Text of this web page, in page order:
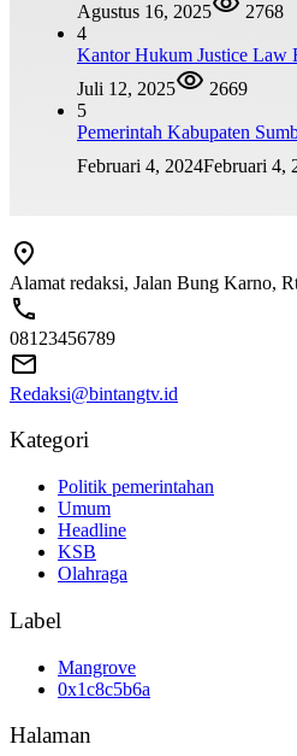
Agustus 16, 2025
2768
4
Kantor Hukum Justice Law
Juli 12, 2025
2669
5
Pemerintah Kabupaten
Februari 4, 2024Februari 4,
Alamat redaksi, Jalan Bung Karno,
08123456789
Redaksi@bintangtv.id
Kategori
Politik pemerintahan
Umum
Headline
KSB
Olahraga
Label
Mangrove
0x1c8c5b6a
Halaman